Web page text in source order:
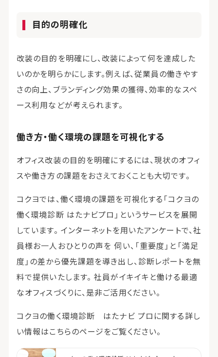
目的の明確化
改装の目的を明確にし、改装によって何を達成した
いのかを明らかにします。例えば、従業員の働きやす
さの向上、ブランディング効果の獲得、効率的なスペ
ース利用などが考えられます。
働き方・働く環境の課題を可視化する
オフィス改装の目的を明確にするには、現状のオフィ
スや働き方の課題をおさえておくことも大切です。
コクヨでは、働く環境の課題を可視化する「コクヨの
働く環境診断 はたナビプロ」というサービスを展開
しています。 インターネットを⽤いたアンケートで、社
員様お⼀⼈おひとりの声を 伺い、「重要度」と「満足
度」の差から優先課題を導き出し、診断レポートを無
料で提供いたします。 社員がイキイキと働ける最適
なオフィスづくりに、是⾮ご活⽤ください。
コクヨの働く環境診断 はたナビ プロに関する詳し
い情報はこちらのページをご覧ください。